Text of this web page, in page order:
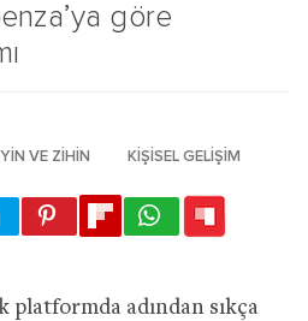
göre
VE ZIHIN KIŞISEL GELIŞIM
platformda adından sıkça